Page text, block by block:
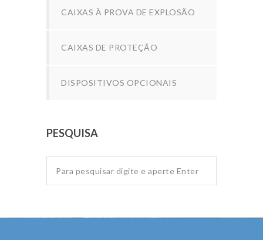
CAIXAS À PROVA DE EXPLOSÃO
CAIXAS DE PROTEÇÃO
DISPOSITIVOS OPCIONAIS
PESQUISA